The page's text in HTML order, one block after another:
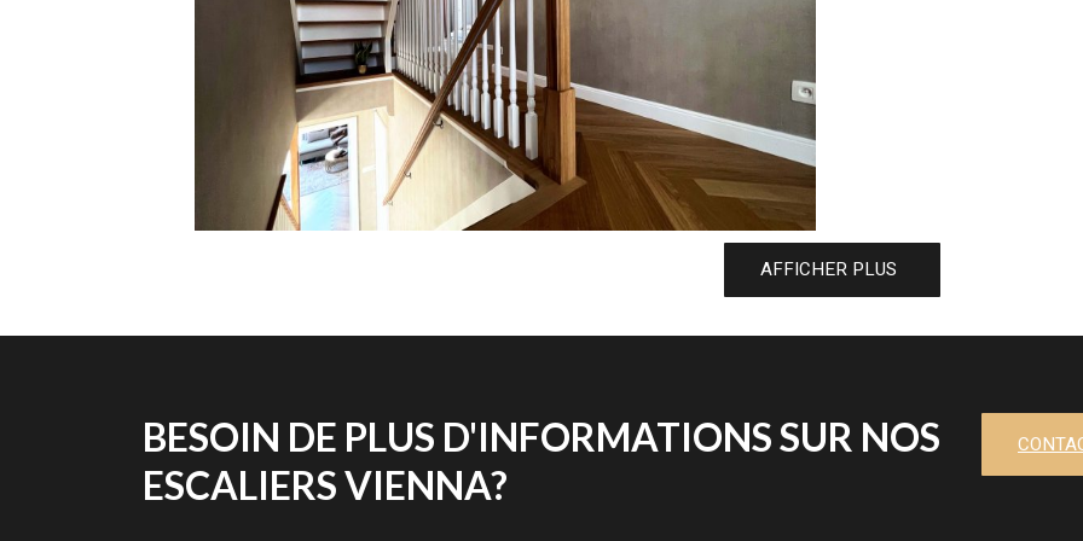
AFFICHER PLUS
BESOIN DE PLUS D'INFORMATIONS SUR NOS
ESCALIERS VIENNA?